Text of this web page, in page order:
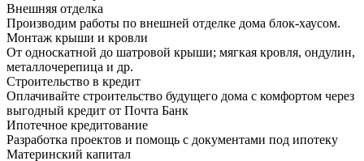
Внешняя отделка
Производим работы по внешней отделке дома блок-хаусом.
Монтаж крыши и кровли
От односкатной до шатровой крыши; мягкая кровля, ондулин,
металлочерепица и др.
Строительство в кредит
Оплачивайте строительство будущего дома с комфортом через
выгодный кредит от Почта Банк
Ипотечное кредитование
Разработка проектов и помощь с документами под ипотеку
Материнский капитал